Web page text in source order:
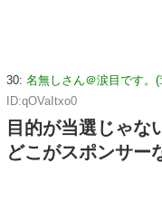
30: 名無しさん＠涙目です。(
ID:qOVaItxo0
目的が当選じゃな
どこがスポンサー